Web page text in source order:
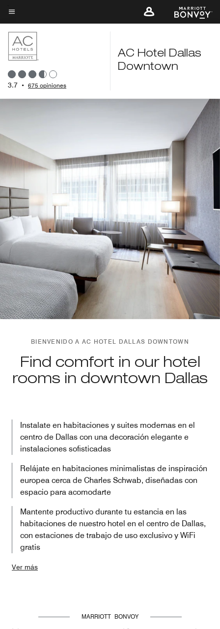
Skip
to
main
content
Texto del menú
3.7 • 675 opiniones
AC Hotel Dallas
Downtown
BIENVENIDO A AC HOTEL DALLAS DOWNTOWN
Find comfort in our hotel
rooms in downtown Dallas
Instalate en habitaciones y suites modernas en el
centro de Dallas con una decoración elegante e
instalaciones sofisticadas
Relájate en habitaciones minimalistas de inspiración
europea cerca de Charles Schwab, diseñadas con
espacio para acomodarte
Mantente productivo durante tu estancia en las
habitaciones de nuestro hotel en el centro de Dallas,
con estaciones de trabajo de uso exclusivo y WiFi
gratis
Ver más
MARRIOTT BONVOY